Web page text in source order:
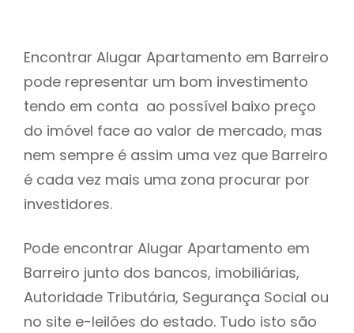
Encontrar Alugar Apartamento em Barreiro
pode representar um bom investimento
tendo em conta ao possível baixo preço
do imóvel face ao valor de mercado, mas
nem sempre é assim uma vez que Barreiro
é cada vez mais uma zona procurar por
investidores.
Pode encontrar Alugar Apartamento em
Barreiro junto dos bancos, imobiliárias,
Autoridade Tributária, Segurança Social ou
no site e-leilões do estado. Tudo isto são